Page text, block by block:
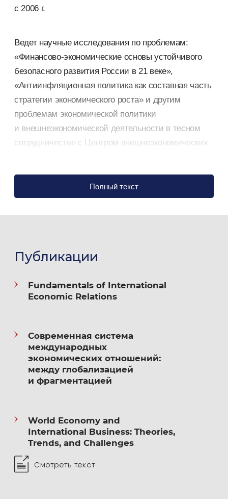
с 2006 г.
Ведет научные исследования по проблемам:
«Финансово-экономические основы устойчивого
безопасного развития России в 21 веке»,
«Антиинфляционная политика как составная часть
стратегии экономического роста» и другим
проблемам экономической политики
и внешнеэкономической деятельности в тесном
сотрудничестве с Центром внешнеэкономических
в Финансовой академии при Правительстве РФ,
МГУ им. М.В.Ломоносова, РЭУ им.Г.В.Плеханова.
Участвует в международных программах
и Объединенным венским институтом. С 2001
совета при председателе Совета Федерации
Федерального Собрания РФ участвовала
Являясь научным руководителем аспирантов
по специальности «Мировая экономика»,
подготовила к защите кандидатских диссертаций
Член Ученого совета МГИМО
Полный текст
Публикации
Fundamentals of International
Economic Relations
Современная система
международных
экономических отношений:
между глобализацией
и фрагментацией
World Economy and
International Business: Theories,
Trends, and Challenges
Смотреть текст